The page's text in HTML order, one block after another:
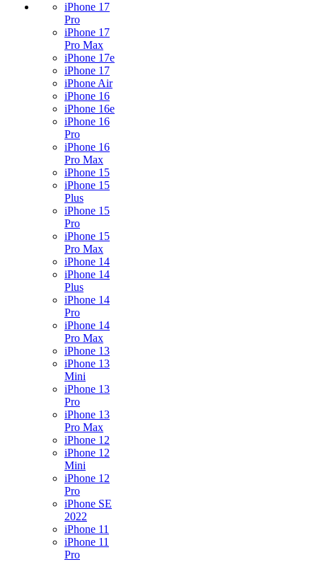
iPhone 17
Pro
iPhone 17
Pro Max
iPhone 17e
iPhone 17
iPhone Air
iPhone 16
iPhone 16e
iPhone 16
Pro
iPhone 16
Pro Max
iPhone 15
iPhone 15
Plus
iPhone 15
Pro
iPhone 15
Pro Max
iPhone 14
iPhone 14
Plus
iPhone 14
Pro
iPhone 14
Pro Max
iPhone 13
iPhone 13
Mini
iPhone 13
Pro
iPhone 13
Pro Max
iPhone 12
iPhone 12
Mini
iPhone 12
Pro
iPhone SE
2022
iPhone 11
iPhone 11
Pro